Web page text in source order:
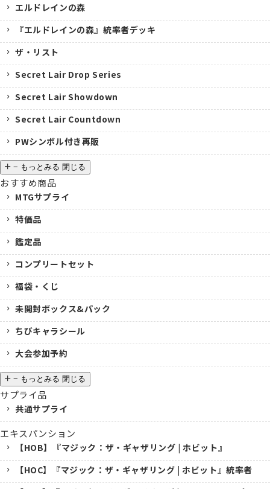
エルドレインの森
『エルドレインの森』統率者デッキ
ザ・リスト
Secret Lair Drop Series
Secret Lair Showdown
Secret Lair Countdown
PWシンボル付き再販
− もっとみる 閉じる
おすすめ商品
MTGサプライ
特価品
鑑定品
コンプリートセット
福袋・くじ
未開封ボックス&パック
ちびキャラシール
大会参加予約
− もっとみる 閉じる
サプライ品
共通サプライ
エキスパンション
【HOB】『マジック：ザ・ギャザリング | ホビット』
【HOC】『マジック：ザ・ギャザリング | ホビット』統率者